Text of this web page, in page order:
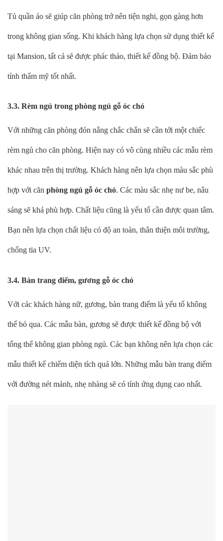
Tủ quần áo sẽ giúp căn phòng trở nên tiện nghi, gọn gàng hơn
trong không gian sống. Khi khách hàng lựa chọn sử dụng thiết kế
tại Mansion, tất cả sẽ được phác thảo, thiết kế đồng bộ. Đảm bảo
tính thẩm mỹ tốt nhất.
3.3. Rèm ngủ trong phòng ngủ gỗ óc chó
Với những căn phòng đón nắng chắc chắn sẽ cần tới một chiếc
rèm ngủ cho căn phòng. Hiện nay có vô cùng nhiều các mẫu rèm
khác nhau trên thị trường. Khách hàng nên lựa chọn màu sắc phù
hợp với căn phòng ngủ gỗ óc chó. Các màu sắc nhẹ nư be, nâu
sáng sẽ khá phù hợp. Chất liệu cũng là yếu tố cần được quan tâm.
Bạn nên lựa chọn chất liệu có độ an toàn, thân thiện môi trường,
chống tia UV.
3.4. Bàn trang điểm, gương gỗ óc chó
Với các khách hàng nữ, gương, bàn trang điểm là yếu tố không
thể bỏ qua. Các mẫu bàn, gương sẽ được thiết kế đồng bộ với
tổng thể không gian phòng ngủ. Các bạn không nên lựa chọn các
mẫu thiết kế chiếm diện tích quá lớn. Những mẫu bàn trang điểm
với đường nét mảnh, nhẹ nhàng sẽ có tính ứng dụng cao nhất.